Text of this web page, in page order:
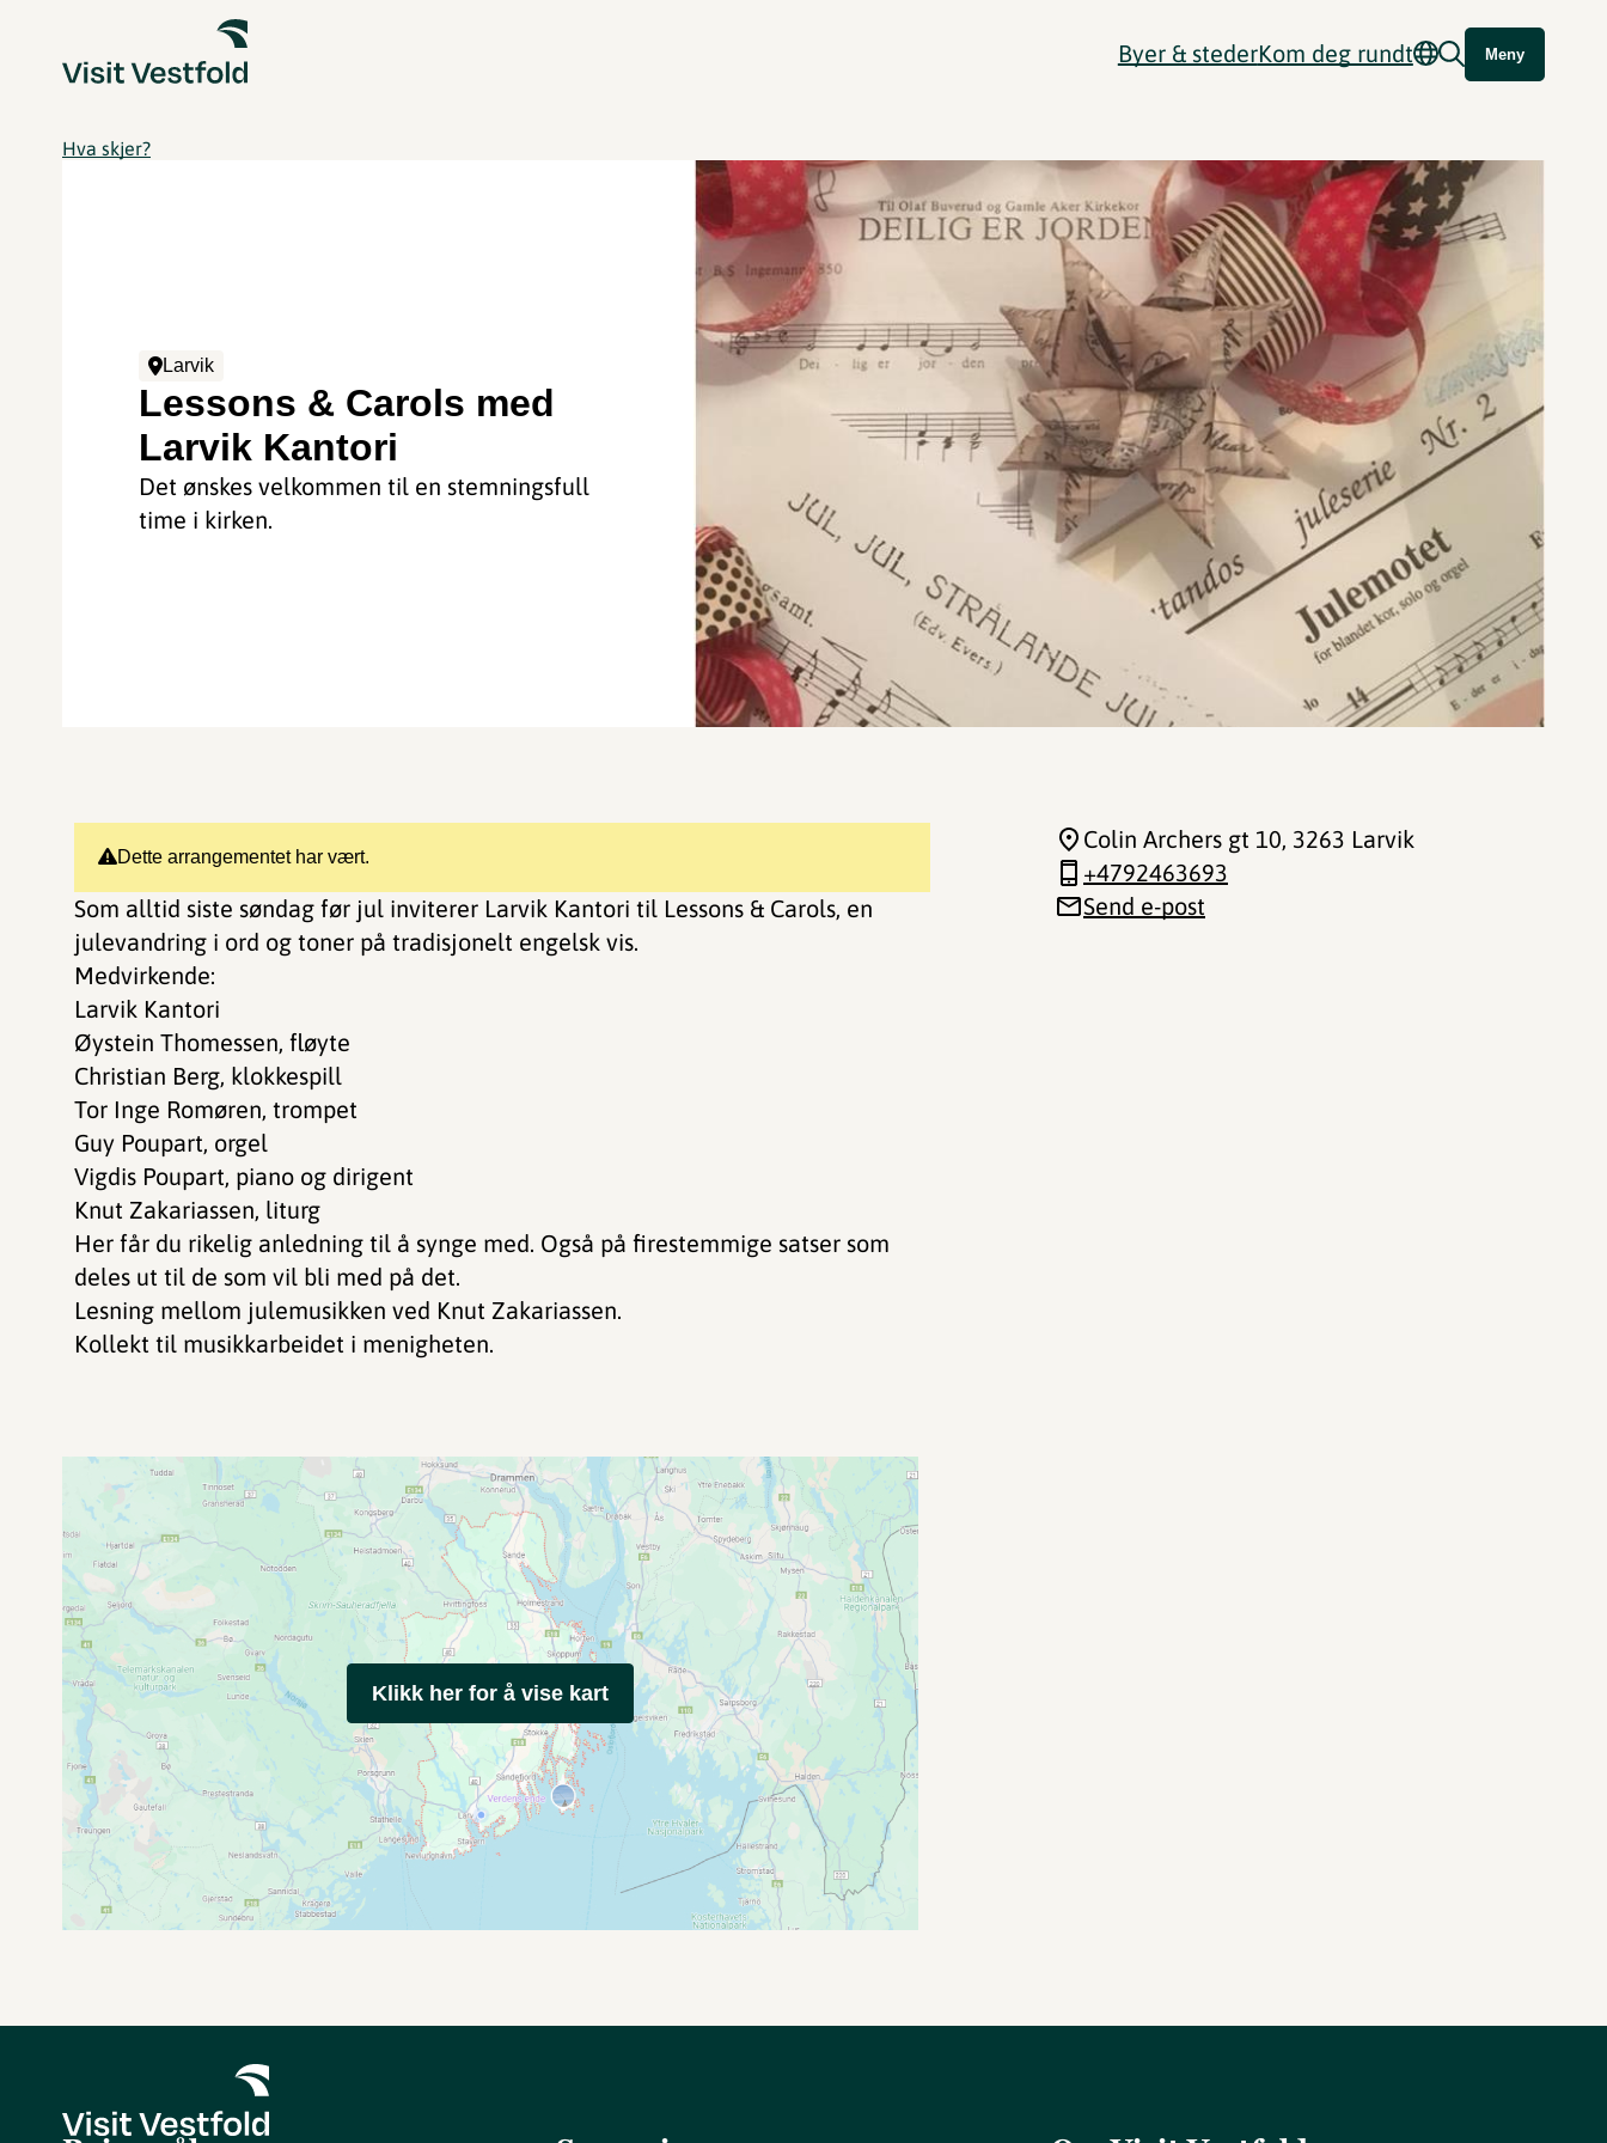
Byer & stederKom deg rundt Meny
Hva skjer?
Larvik
Lessons & Carols med
Larvik Kantori
Det ønskes velkommen til en stemningsfull
time i kirken.
Dette arrangementet har vært.
Som alltid siste søndag før jul inviterer Larvik Kantori til Lessons & Carols, en
julevandring i ord og toner på tradisjonelt engelsk vis.
Medvirkende:
Larvik Kantori
Øystein Thomessen, fløyte
Christian Berg, klokkespill
Tor Inge Romøren, trompet
Guy Poupart, orgel
Vigdis Poupart, piano og dirigent
Knut Zakariassen, liturg
Her får du rikelig anledning til å synge med. Også på firestemmige satser som
deles ut til de som vil bli med på det.
Lesning mellom julemusikken ved Knut Zakariassen.
Kollekt til musikkarbeidet i menigheten.
Colin Archers gt 10, 3263 Larvik
+4792463693
Send e-post
Klikk her for å vise kart